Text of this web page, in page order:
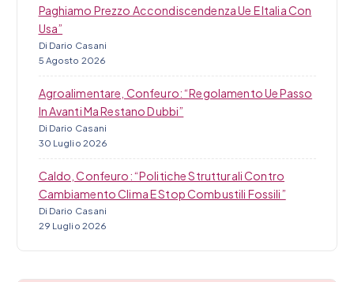
Paghiamo Prezzo Accondiscendenza Ue E Italia Con
Usa”
Di Dario Casani
5 Agosto 2026
Agroalimentare, Confeuro: “Regolamento Ue Passo
In Avanti Ma Restano Dubbi”
Di Dario Casani
30 Luglio 2026
Caldo, Confeuro: “Politiche Strutturali Contro
Cambiamento Clima E Stop Combustili Fossili”
Di Dario Casani
29 Luglio 2026